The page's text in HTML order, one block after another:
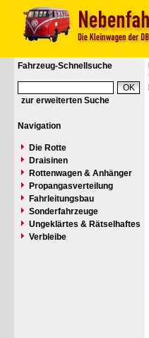
Fahrzeug-Schnellsuche
zur erweiterten Suche
Navigation
Die Rotte
Draisinen
Rottenwagen & Anhänger
Propangasverteilung
Fahrleitungsbau
Sonderfahrzeuge
Ungeklärtes & Rätselhaftes
Verbleibe